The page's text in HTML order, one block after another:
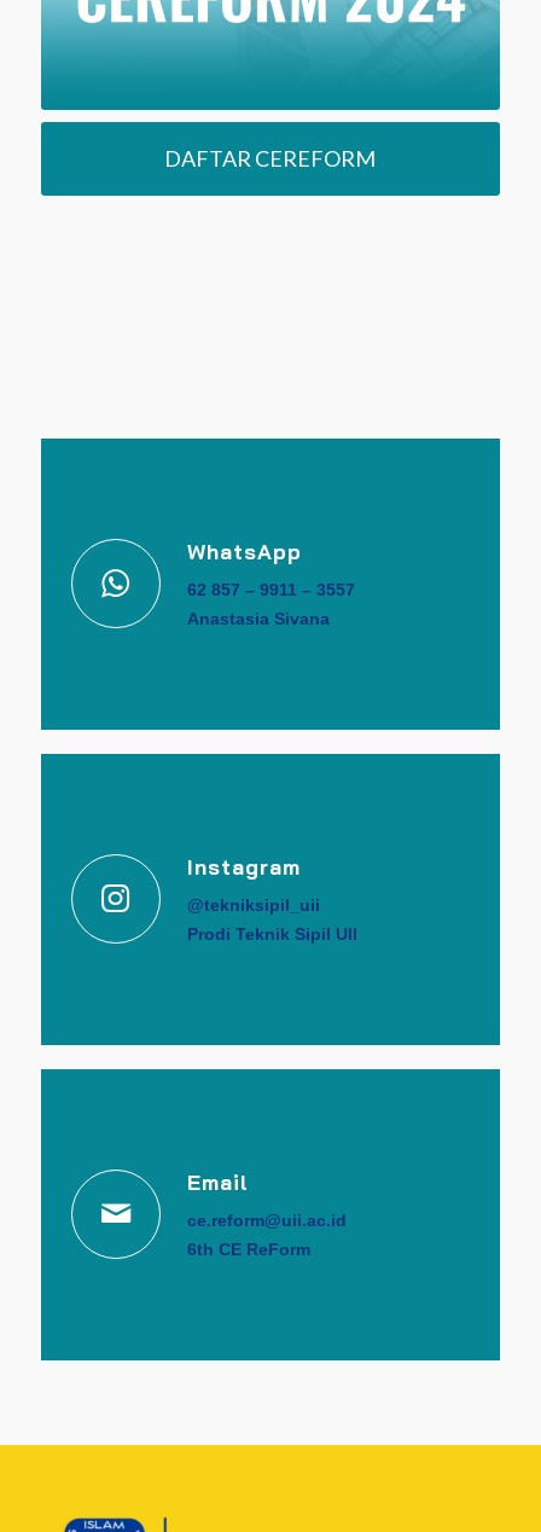
DAFTAR CEREFORM
WhatsApp
62 857 – 9911 – 3557
Anastasia Sivana
Instagram
@tekniksipil_uii
Prodi Teknik Sipil UII
Email
ce.reform@uii.ac.id
6th CE ReForm